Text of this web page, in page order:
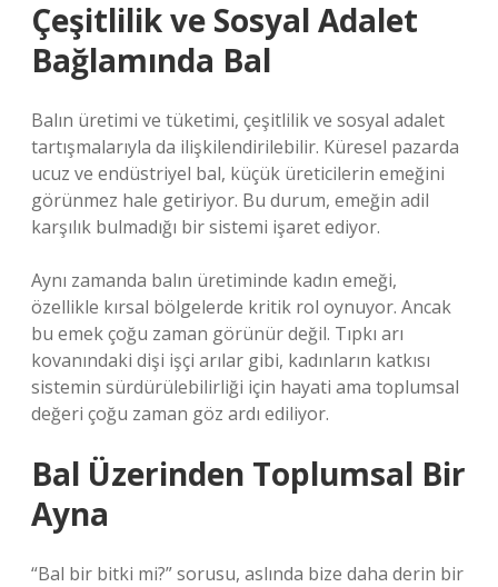
Çeşitlilik ve Sosyal Adalet
Bağlamında Bal
Balın üretimi ve tüketimi, çeşitlilik ve sosyal adalet
tartışmalarıyla da ilişkilendirilebilir. Küresel pazarda
ucuz ve endüstriyel bal, küçük üreticilerin emeğini
görünmez hale getiriyor. Bu durum, emeğin adil
karşılık bulmadığı bir sistemi işaret ediyor.
Aynı zamanda balın üretiminde kadın emeği,
özellikle kırsal bölgelerde kritik rol oynuyor. Ancak
bu emek çoğu zaman görünür değil. Tıpkı arı
kovanındaki dişi işçi arılar gibi, kadınların katkısı
sistemin sürdürülebilirliği için hayati ama toplumsal
değeri çoğu zaman göz ardı ediliyor.
Bal Üzerinden Toplumsal Bir
Ayna
“Bal bir bitki mi?” sorusu, aslında bize daha derin bir